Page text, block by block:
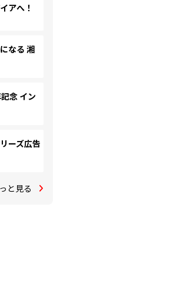
アへ！
なる 湘
念 イン
ーズ広告
と見る